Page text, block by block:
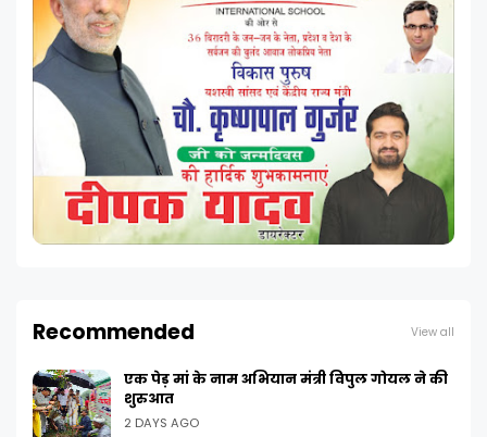
Recommended View all
एक पेड़ मां के नाम अभियान मंत्री विपुल गोयल ने की
शुरुआत
2 DAYS AGO